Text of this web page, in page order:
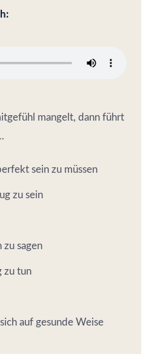
mangelt, dann führt
sein zu müssen
zu sein
zu sagen
zu tun
auf gesunde Weise